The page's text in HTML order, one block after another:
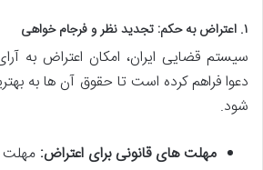
۱. اعتراض به حکم: تجدید نظر و فرجام خواهی
سیستم قضایی ایران، امکان اعتراض به
دعوا فراهم کرده است تا حقوق آن ها به
شود.
مهلت های قانونی برای اعتراض: مهلت